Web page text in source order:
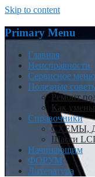
Skip to content
Primary Menu
Главная
Неисправности
Сервисное меню
Полезные
Ремонт
Как
Справочники
СХЕМЫ,
Шасси
Начинающим
ФОРУМ
Литература